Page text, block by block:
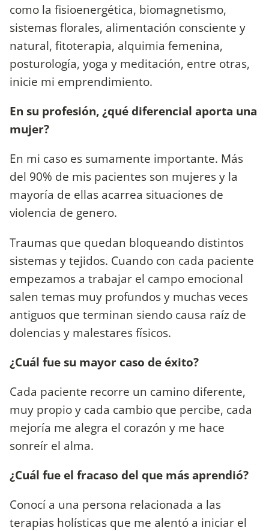
como la fisioenergética, biomagnetismo,
sistemas florales, alimentación consciente y
natural, fitoterapia, alquimia femenina,
posturología, yoga y meditación, entre otras,
inicie mi emprendimiento.
En su profesión, ¿qué diferencial aporta una
mujer?
En mi caso es sumamente importante. Más
del 90% de mis pacientes son mujeres y la
mayoría de ellas acarrea situaciones de
violencia de genero.
Traumas que quedan bloqueando distintos
sistemas y tejidos. Cuando con cada paciente
empezamos a trabajar el campo emocional
salen temas muy profundos y muchas veces
antiguos que terminan siendo causa raíz de
dolencias y malestares físicos.
¿Cuál fue su mayor caso de éxito?
Cada paciente recorre un camino diferente,
muy propio y cada cambio que percibe, cada
mejoría me alegra el corazón y me hace
sonreír el alma.
¿Cuál fue el fracaso del que más aprendió?
Conocí a una persona relacionada a las
terapias holísticas que me alentó a iniciar el